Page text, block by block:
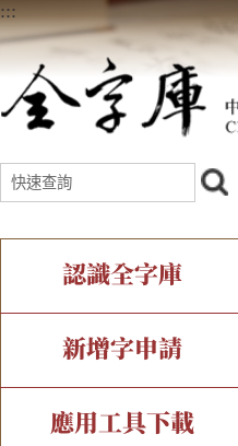
:::
認識全字庫
全字庫介紹
中文碼介紹
IDS查詢
複合查詢
新增字申請
新字申請處理流程
字形即時顯示
應用工具下載